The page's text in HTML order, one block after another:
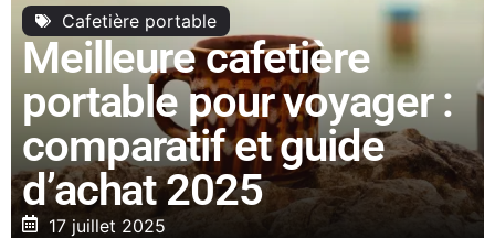
Cafetière portable
Meilleure cafetière
portable pour voyager :
comparatif et guide
d’achat 2025
17 juillet 2025